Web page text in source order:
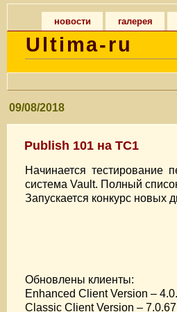
новости галерея
Ultima-ru
09/08/2018
Publish 101 на TC1
Начинается тестирование
система Vault. Полный
Запускается конкурс новых
Обновлены клиенты:
Enhanced Client Version –
Classic Client Version –